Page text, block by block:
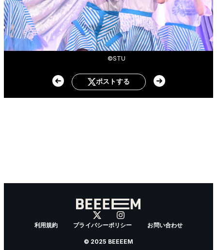
©STU
ポストする
利用規約 プライバシーポリシー お問い合わせ
© 2025 BEEEEM